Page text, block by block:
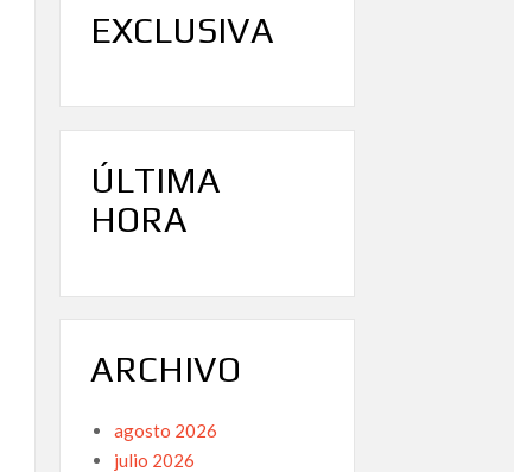
EXCLUSIVA
ÚLTIMA
HORA
ARCHIVO
agosto 2026
julio 2026